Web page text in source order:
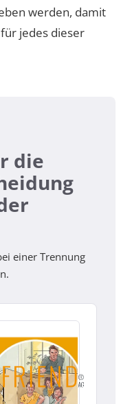
werden, damit
jedes dieser
die
einer Trennung